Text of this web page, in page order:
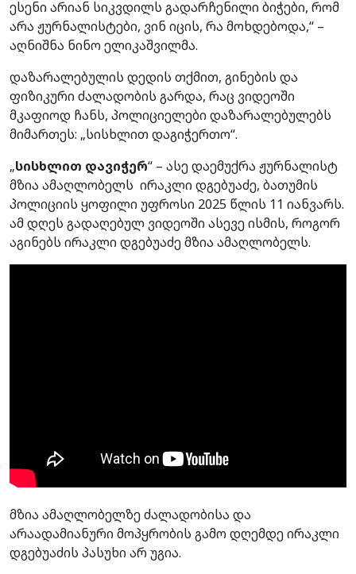
ესენი არიან სიკვდილს გადარჩენილი ბიჭები, რომ
არა ჟურნალისტები, ვინ იცის, რა მოხდებოდა,“ –
აღნიშნა ნინო ელიკაშვილმა.
დაზარალებულის დედის თქმით, გინების და
ფიზიკური ძალადობის გარდა, რაც ვიდეოში
მკაფიოდ ჩანს, პოლიციელები დაზარალებულებს
მიმართეს: „სისხლით დაგიჭერთო“.
„სისხლით დავიჭერ“ – ასე დაემუქრა ჟურნალისტ
მზია ამაღლობელს ირაკლი დგებუაძე, ბათუმის
პოლიციის ყოფილი უფროსი 2025 წლის 11 იანვარს.
ამ დღეს გადაღებულ ვიდეოში ასევე ისმის, როგორ
აგინებს ირაკლი დგებუაძე მზია ამაღლობელს.
მზია ამაღლობელზე ძალადობისა და
არაადამიანური მოპყრობის გამო დღემდე ირაკლი
დგებუაძის პასუხი არ უგია.